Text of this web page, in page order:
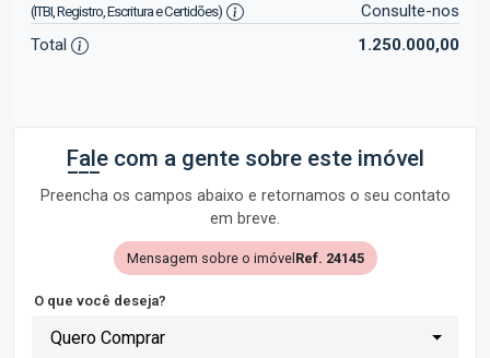
(ITBI, Registro, Escritura e Certidões)
Consulte-nos
Total
1.250.000,00
Fale com a gente sobre este imóvel
Preencha os campos abaixo e retornamos o seu contato
em breve.
Mensagem sobre o imóvel Ref. 24145
O que você deseja?
Quero Comprar